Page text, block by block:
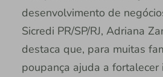
desenvolvimento de
Sicredi PR/SP/RJ, Adriana
destaca que, para muitas
poupança ajuda a fortalecer